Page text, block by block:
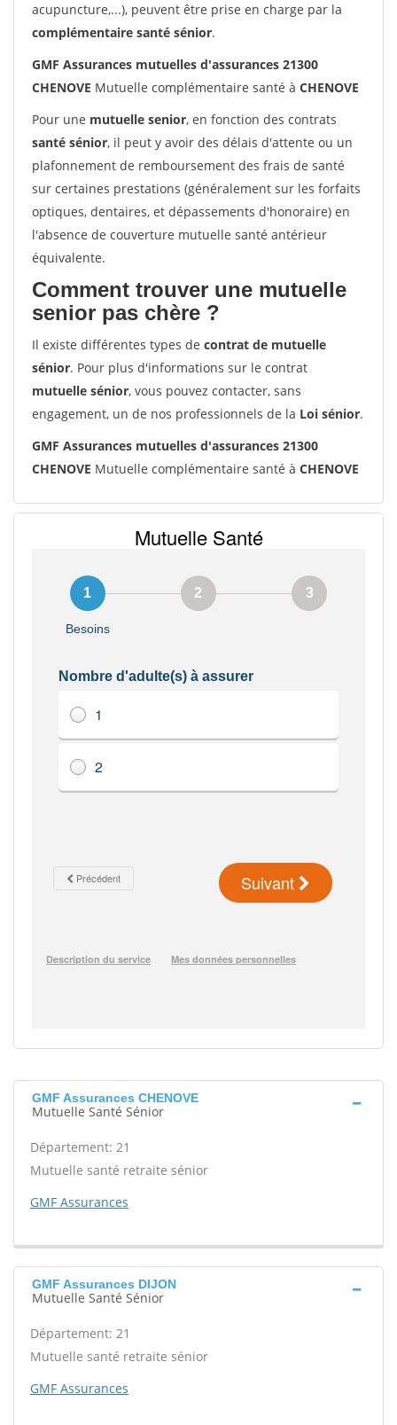
acupuncture,...), peuvent être prise en charge par la
complémentaire santé sénior.
GMF Assurances mutuelles d'assurances 21300
CHENOVE Mutuelle complémentaire santé à CHENOVE
Pour une mutuelle senior, en fonction des contrats
santé sénior, il peut y avoir des délais d'attente ou un
plafonnement de remboursement des frais de santé
sur certaines prestations (généralement sur les forfaits
optiques, dentaires, et dépassements d'honoraire) en
l'absence de couverture mutuelle santé antérieur
équivalente.
Comment trouver une mutuelle
senior pas chère ?
Il existe différentes types de contrat de mutuelle
sénior. Pour plus d'informations sur le contrat
mutuelle sénior, vous pouvez contacter, sans
engagement, un de nos professionnels de la Loi sénior.
GMF Assurances mutuelles d'assurances 21300
CHENOVE Mutuelle complémentaire santé à CHENOVE
GMF Assurances CHENOVE
Mutuelle Santé Sénior
Département: 21
Mutuelle santé retraite sénior
GMF Assurances
GMF Assurances DIJON
Mutuelle Santé Sénior
Département: 21
Mutuelle santé retraite sénior
GMF Assurances